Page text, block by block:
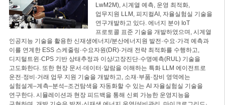
LwM2M), 시계열 예측, 운영 최적화,
업무지원 LLM, 피지컬AI, 자율실험실 기술을
연구개발하고 있다. 에너지 분야 IoT
프로토콜 표준 기술을 개발하였으며, 시계열
인공지능 기술을 활용한 신재생에너지/분산에너지원 발전·수요·가격 예측과
이를 연계한 ESS 스케줄링·수요자원(DR)·거래 전략 최적화를 수행하고,
디지털트윈·CPS 기반 상태추정과 이상/고장진단·수명예측(RUL) 기술을
고도화한다. 또한 현장 문서·데이터·알람을 이해하는 특화 LLM 에이전트로
운전·정비·거래 업무 지원 기술을 개발하고, 소재·부품·장비 영역에는
실험설계–계측–분석–조건탐색을 자동화할 수 있는 AI 자율실험실 기술을
연구한다. 시뮬레이션과 현장 피드백을 통해 신뢰 가능한 운영지능을